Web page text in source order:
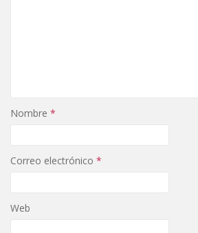
Nombre *
Correo electrónico *
Web